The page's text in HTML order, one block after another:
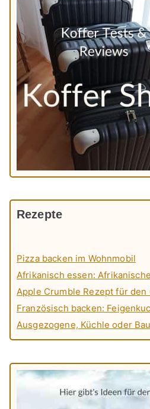
Rezepte
Pizza backen im Wohnmobil
Afrikanisch essen:
Apple Crumble Rezept für den
Französisch backen:
Ausgezogene, Küchle oder